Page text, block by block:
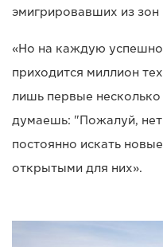
эмигрировавших из зон
«Но на каждую
приходится миллион
лишь первые
думаешь: "Пожалуй,
постоянно искать
открытыми для них».